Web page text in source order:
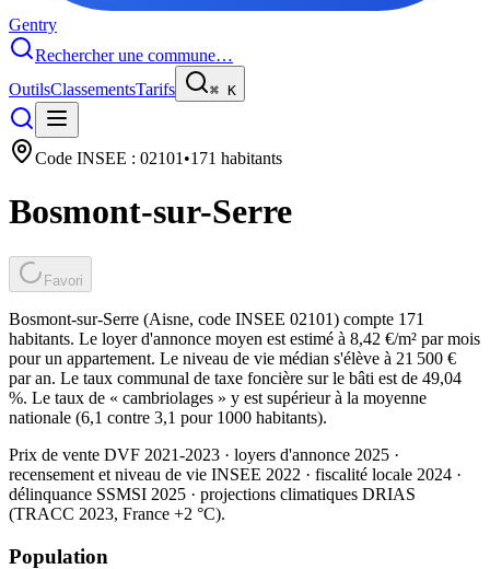
Gentry
Rechercher une commune…
OutilsClassementsTarifs ⌘ K
Code INSEE : 02101 •171 habitants
Bosmont-sur-Serre
Favori
Bosmont-sur-Serre (Aisne, code INSEE 02101) compte 171
habitants. Le loyer d'annonce moyen est estimé à 8,42 €/m² par mois
pour un appartement. Le niveau de vie médian s'élève à 21 500 €
par an. Le taux communal de taxe foncière sur le bâti est de 49,04
%. Le taux de « cambriolages » y est supérieur à la moyenne
nationale (6,1 contre 3,1 pour 1000 habitants).
Prix de vente DVF 2021-2023 · loyers d'annonce 2025 ·
recensement et niveau de vie INSEE 2022 · fiscalité locale 2024 ·
délinquance SSMSI 2025 · projections climatiques DRIAS
(TRACC 2023, France +2 °C).
Population